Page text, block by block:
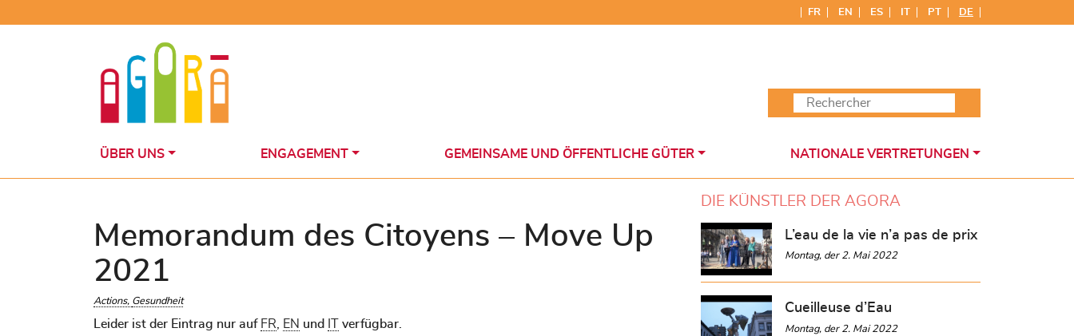
FR EN ES IT PT DE
ÜBER UNS ENGAGEMENT GEMEINSAME UND ÖFFENTLICHE GÜTER NATIONALE VERTRETUNGEN
Memorandum des Citoyens – Move Up
2021
Actions Gesundheit
Leider ist der Eintrag nur auf FR EN und verfügbar.
DIE KÜNSTLER DER AGORA
L’eau de la vie n’a pas de prix
Montag, der 2. Mai 2022
Cueilleuse d’Eau
Montag, der 2. Mai 2022